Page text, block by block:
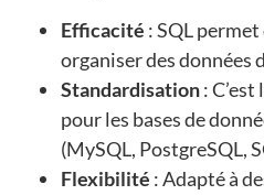
Efficacité : SQL
organiser des données
Standardisation:
pour les bases de
(MySQL, PostgreSQL,
Flexibilité : Adapté à